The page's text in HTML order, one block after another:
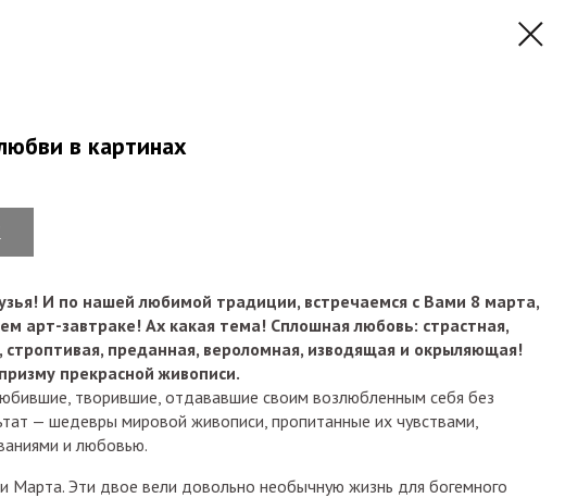
в картинах
И по нашей любимой традиции, встречаемся с Вами 8 марта,
арт-завтраке! Ах какая тема! Сплошная любовь: страстная,
строптивая, преданная, вероломная, изводящая и окрыляющая!
прекрасной живописи.
творившие, отдававшие своим возлюбленным себя без
— шедевры мировой живописи, пропитанные их чувствами,
и любовью.
Марта. Эти двое вели довольно необычную жизнь для богемного